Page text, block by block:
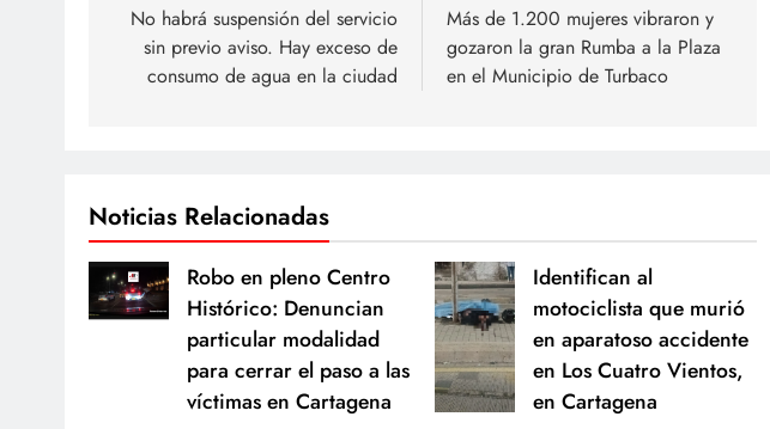
de
entradas
No habrá suspensión del servicio
sin previo aviso. Hay exceso de
consumo de agua en la ciudad
Más de 1.200 mujeres vibraron y
gozaron la gran Rumba a la Plaza
en el Municipio de Turbaco
Noticias Relacionadas
Robo en pleno Centro
Histórico: Denuncian
particular modalidad
para cerrar el paso a las
víctimas en Cartagena
Identifican al
motociclista que murió
en aparatoso accidente
en Los Cuatro Vientos,
en Cartagena